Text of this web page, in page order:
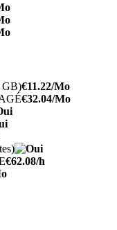
GB)€11.22/Mo
€32.04/Mo
€62.08/h